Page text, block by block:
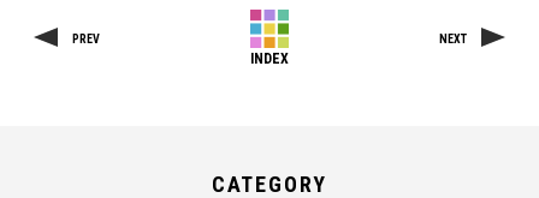
PREV
INDEX
NEXT
CATEGORY